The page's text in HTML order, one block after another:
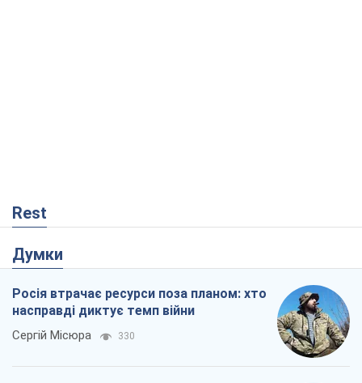
Rest
Думки
Росія втрачає ресурси поза планом: хто
насправді диктує темп війни
Сергій Місюра 330